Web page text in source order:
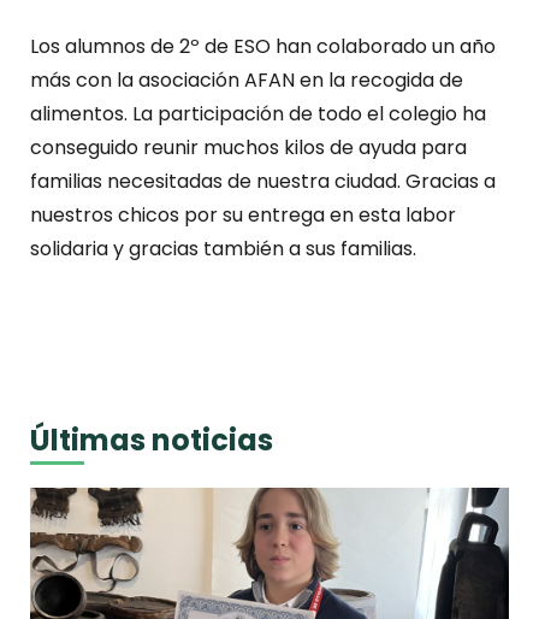
Los alumnos de 2º de ESO han colaborado un año
más con la asociación AFAN en la recogida de
alimentos. La participación de todo el colegio ha
conseguido reunir muchos kilos de ayuda para
familias necesitadas de nuestra ciudad. Gracias a
nuestros chicos por su entrega en esta labor
solidaria y gracias también a sus familias.
Últimas noticias